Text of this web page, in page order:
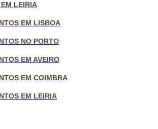
LEIRIA
EM LISBOA
NO PORTO
EM AVEIRO
EM COIMBRA
EM LEIRIA